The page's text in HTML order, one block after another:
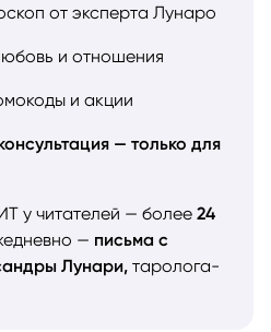
от эксперта Лунаро
и отношения
и акции
— только для
у читателей — более 24
— письма с
Лунари, таролога-